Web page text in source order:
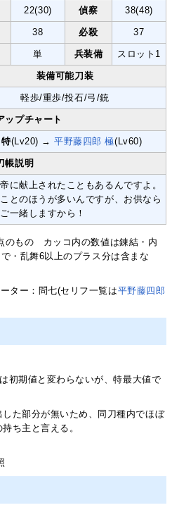
22(30) 偵察 38(48)
38 必殺 37
単 兵装備 スロット1
装備可能刀装
軽歩/重歩/投石/弓/銃
ップチャート
(Lv20) →平野藤四郎 極(Lv60)
帳説明
に献上されたこともあるんですよ。
とのほうが多いんですが、お供なら
一緒しますから！
のもの カッコ内の数値は錬結・内
・乱舞6以上のプラス分は含まな
ター：問七(セリフ一覧は平野藤四郎
初期値と変わらないが、特最大値で
した部分が無いため、同刀種内でほぼ
ち主と言える。